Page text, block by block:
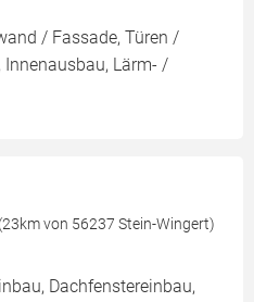
/ Fassade, Türen /
Innenausbau, Lärm- /
von 56237 Stein-Wingert)
Dachfenstereinbau,